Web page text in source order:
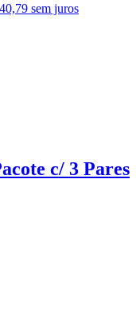
sem juros
c/ 3 Pares